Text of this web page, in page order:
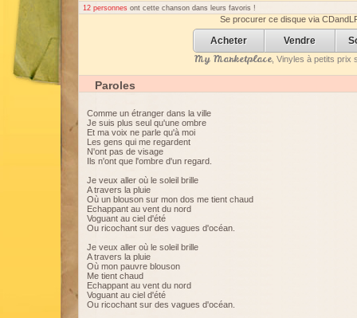
12 personnes ont cette chanson dans leurs favoris !
Se procurer ce disque via
Acheter Vendre
My Marketplace, Vinyles à petits prix
Paroles
Comme un étranger dans la ville
Je suis plus seul qu'une ombre
Et ma voix ne parle qu'à moi
Les gens qui me regardent
N'ont pas de visage
Ils n'ont que l'ombre d'un regard.
Je veux aller où le soleil brille
A travers la pluie
Où un blouson sur mon dos me tient chaud
Echappant au vent du nord
Voguant au ciel d'été
Ou ricochant sur des vagues d'océan.
Je veux aller où le soleil brille
A travers la pluie
Où mon pauvre blouson
Me tient chaud
Echappant au vent du nord
Voguant au ciel d'été
Ou ricochant sur des vagues d'océan.